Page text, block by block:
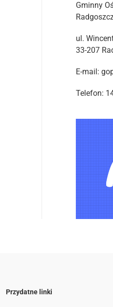
Gminny
ul.
33-207
E-mail:
Telefon:
Przydatne linki